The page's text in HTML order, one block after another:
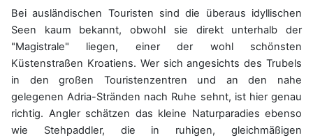
Bei ausländischen Touristen sind die überaus idyllischen
Seen kaum bekannt, obwohl sie direkt unterhalb der
"Magistrale" liegen, einer der wohl schönsten
Küstenstraßen Kroatiens. Wer sich angesichts des Trubels
in den großen Touristenzentren und an den nahe
gelegenen Adria-Stränden nach Ruhe sehnt, ist hier genau
richtig. Angler schätzen das kleine Naturparadies ebenso
wie Stehpaddler, die in ruhigen, gleichmäßigen